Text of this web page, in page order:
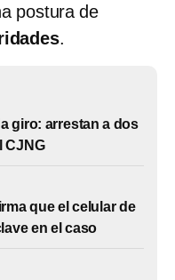
postura de
.
giro: arrestan a dos
CJNG
que el celular de
en el caso